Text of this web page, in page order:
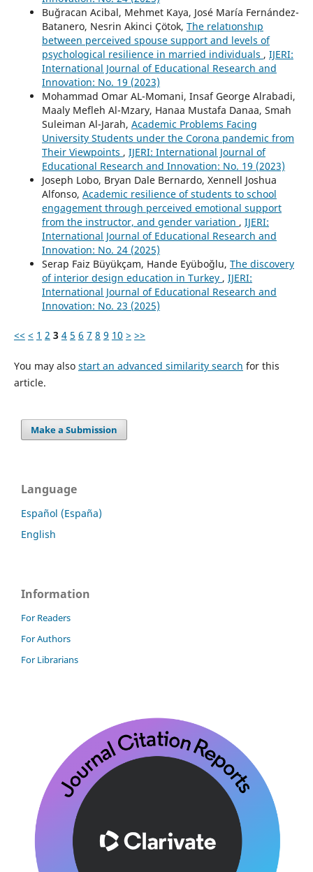
Buğracan Acibal, Mehmet Kaya, José María Fernández-
Batanero, Nesrin Akinci Çötok, The relatıonshıp
between perceived spouse support and levels of
psychological resilience in married individuals , IJERI:
International Journal of Educational Research and
Innovation: No. 19 (2023)
Mohammad Omar AL-Momani, Insaf George Alrabadi,
Maaly Mefleh Al-Mzary, Hanaa Mustafa Danaa, Smah
Suleiman Al-Jarah, Academic Problems Facing
University Students under the Corona pandemic from
Their Viewpoints , IJERI: International Journal of
Educational Research and Innovation: No. 19 (2023)
Joseph Lobo, Bryan Dale Bernardo, Xennell Joshua
Alfonso, Academic resilience of students to school
engagement through perceived emotional support
from the instructor, and gender variation , IJERI:
International Journal of Educational Research and
Innovation: No. 24 (2025)
Serap Faiz Büyükçam, Hande Eyüboğlu, The discovery
of interior design education in Turkey , IJERI:
International Journal of Educational Research and
Innovation: No. 23 (2025)
<< < 1 2 3 4 5 6 7 8 9 10 > >>
You may also start an advanced similarity search for this
article.
Make a Submission
Language
Español (España)
English
Information
For Readers
For Authors
For Librarians